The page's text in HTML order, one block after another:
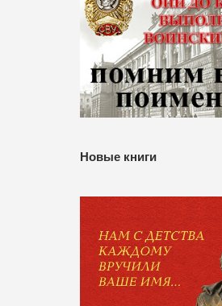
Новые книги